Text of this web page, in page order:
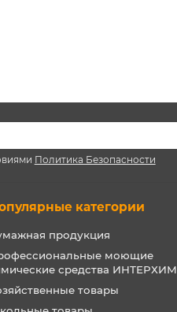
Политика Безопасности
категории
продукция
моющие
средства ИНТЕРХИМ
товары